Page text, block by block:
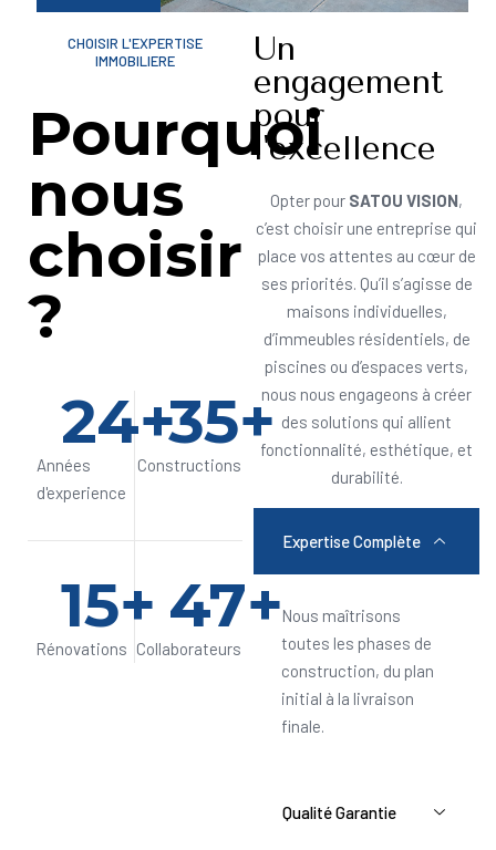
CHOISIR L'EXPERTISE
IMMOBILIERE
Pourquoi
nous
choisir
?
Années
d'experience
24+
Constructions
35+
Rénovations
15+
Collaborateurs
47+
Un
engagement
pour
l'excellence
Opter pour SATOU VISION,
c’est choisir une entreprise qui
place vos attentes au cœur de
ses priorités. Qu’il s’agisse de
maisons individuelles,
d’immeubles résidentiels, de
piscines ou d’espaces verts,
nous nous engageons à créer
des solutions qui allient
fonctionnalité, esthétique, et
durabilité.
Expertise Complète
Nous maîtrisons
toutes les phases de
construction, du plan
initial à la livraison
finale.
Qualité Garantie